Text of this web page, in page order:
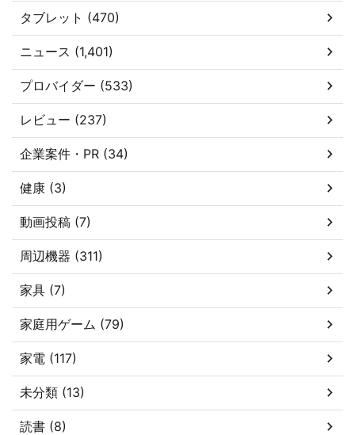
タブレット (470)
ニュース (1,401)
プロバイダー (533)
レビュー (237)
企業案件・PR (34)
健康 (3)
動画投稿 (7)
周辺機器 (311)
家具 (7)
家庭用ゲーム (79)
家電 (117)
未分類 (13)
読書 (8)